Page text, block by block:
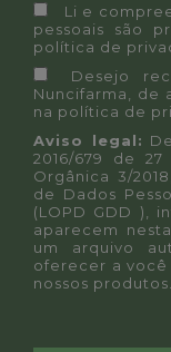
Li e
pessoais são
política de
Desejo
Nuncifarma, de
na política de
Aviso legal:
2016/679 de
Orgânica 3/
de Dados
(LOPD GDD ),
aparecem
um arquivo
oferecer a
nossos produtos.